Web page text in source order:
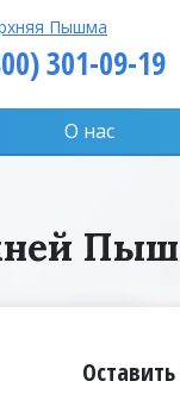
Пышма
301-09-19
О нас